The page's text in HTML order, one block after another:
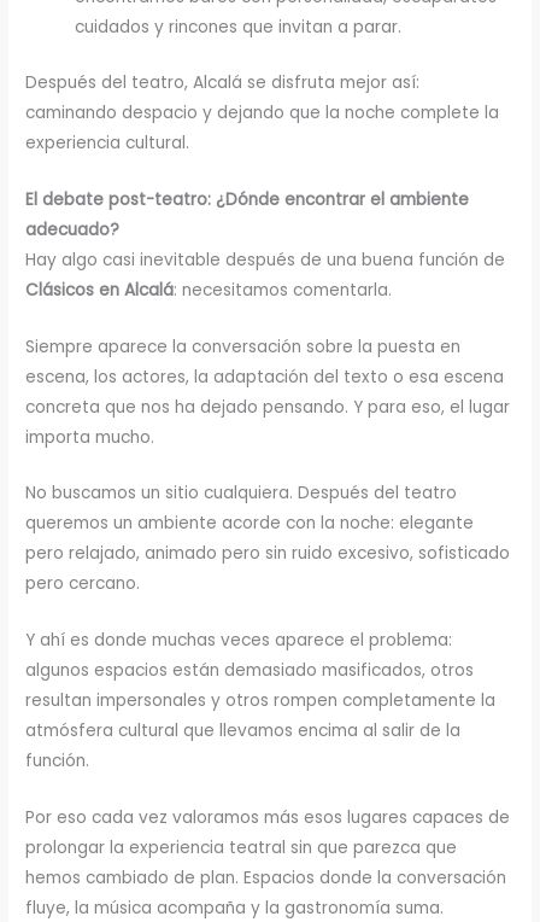
cuidados y rincones que invitan a parar.
Después del teatro, Alcalá se disfruta mejor así:
caminando despacio y dejando que la noche complete la
experiencia cultural.
El debate post-teatro: ¿Dónde encontrar el ambiente
adecuado?
Hay algo casi inevitable después de una buena función de
Clásicos en Alcalá: necesitamos comentarla.
Siempre aparece la conversación sobre la puesta en
escena, los actores, la adaptación del texto o esa escena
concreta que nos ha dejado pensando. Y para eso, el lugar
importa mucho.
No buscamos un sitio cualquiera. Después del teatro
queremos un ambiente acorde con la noche: elegante
pero relajado, animado pero sin ruido excesivo, sofisticado
pero cercano.
Y ahí es donde muchas veces aparece el problema:
algunos espacios están demasiado masificados, otros
resultan impersonales y otros rompen completamente la
atmósfera cultural que llevamos encima al salir de la
función.
Por eso cada vez valoramos más esos lugares capaces de
prolongar la experiencia teatral sin que parezca que
hemos cambiado de plan. Espacios donde la conversación
fluye, la música acompaña y la gastronomía suma.